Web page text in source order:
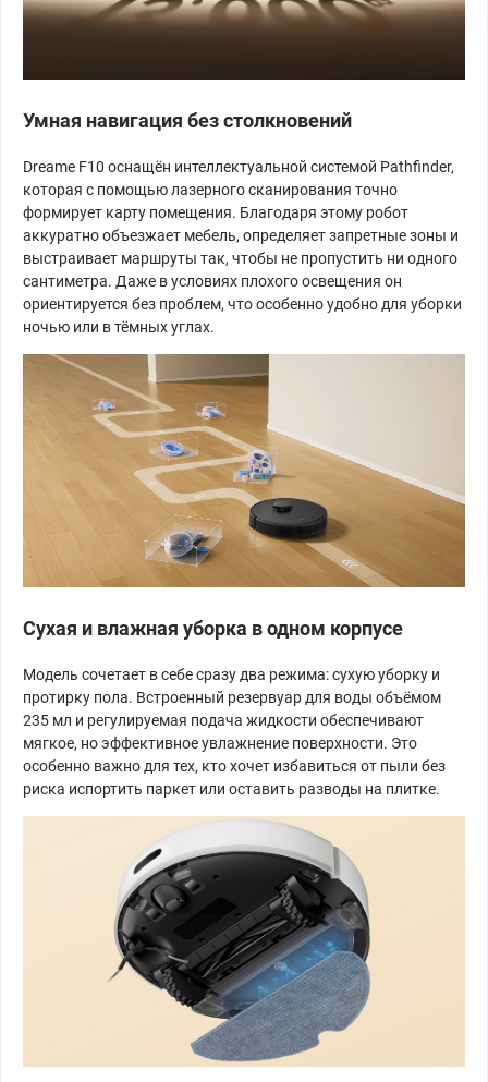
Умная навигация без столкновений
Dreame F10 оснащён интеллектуальной системой Pathfinder,
которая с помощью лазерного сканирования точно
формирует карту помещения. Благодаря этому робот
аккуратно объезжает мебель, определяет запретные зоны и
выстраивает маршруты так, чтобы не пропустить ни одного
сантиметра. Даже в условиях плохого освещения он
ориентируется без проблем, что особенно удобно для уборки
ночью или в тёмных углах.
Сухая и влажная уборка в одном корпусе
Модель сочетает в себе сразу два режима: сухую уборку и
протирку пола. Встроенный резервуар для воды объёмом
235 мл и регулируемая подача жидкости обеспечивают
мягкое, но эффективное увлажнение поверхности. Это
особенно важно для тех, кто хочет избавиться от пыли без
риска испортить паркет или оставить разводы на плитке.